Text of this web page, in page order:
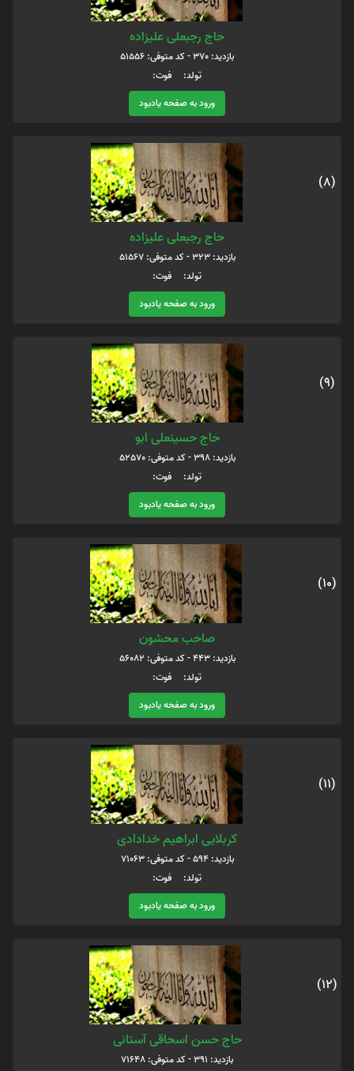
حاج رجبعلی علیزاده
بازدید: 370 - کد متوفی: 51556
تولد: فوت:
ورود به صفحه یادبود
(8)
حاج رجبعلی علیزاده
بازدید: 323 - کد متوفی: 51567
تولد: فوت:
ورود به صفحه یادبود
(9)
حاج حسینعلی ابو
بازدید: 398 - کد متوفی: 52570
تولد: فوت:
ورود به صفحه یادبود
(10)
صاحب محشون
بازدید: 443 - کد متوفی: 56082
تولد: فوت:
ورود به صفحه یادبود
(11)
کربلایی ابراهیم خدادادی
بازدید: 594 - کد متوفی: 71063
تولد: فوت:
ورود به صفحه یادبود
(12)
حاج حسن اسحاقی آستانی
بازدید: 391 - کد متوفی: 71648